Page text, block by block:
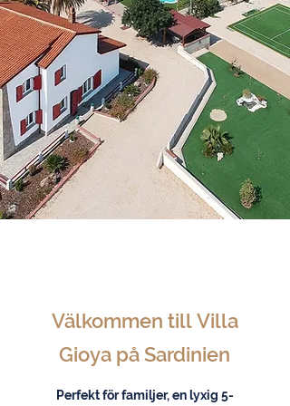
Välkommen till Villa
Gioya på Sardinien
Perfekt för familjer, en lyxig 5-